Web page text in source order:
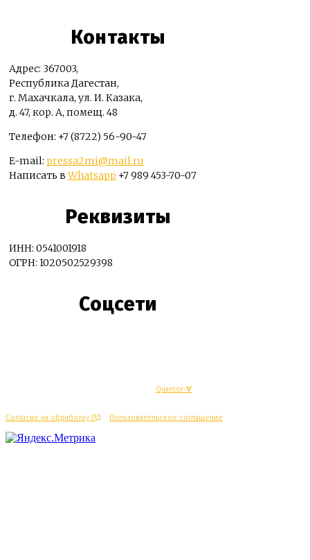
Контакты
Адрес: 367003,
Республика Дагестан,
г. Махачкала, ул. И. Казака,
д. 47, кор. А, помещ. 48
Телефон: +7 (8722) 56-90-47
E-mail: pressa2mi@mail.ru
Написать вWhatsapp +7 989 453-70-07
Реквизиты
ИНН: 0541001918
ОГРН: 1020502529398
Соцсети
Quantor-∀
Согласие на обработку ПД Пользовательское соглашение